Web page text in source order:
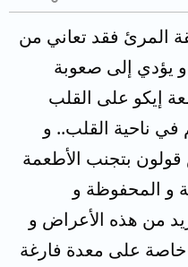
المرئ فقد تعاني من
يؤدي إلى صعوبة
إيكو على القلب
في ناحية القلب.. و
بتجنب الأطعمة
و المحفوظة و
من هذه الأعراض و
على معدة فارغة